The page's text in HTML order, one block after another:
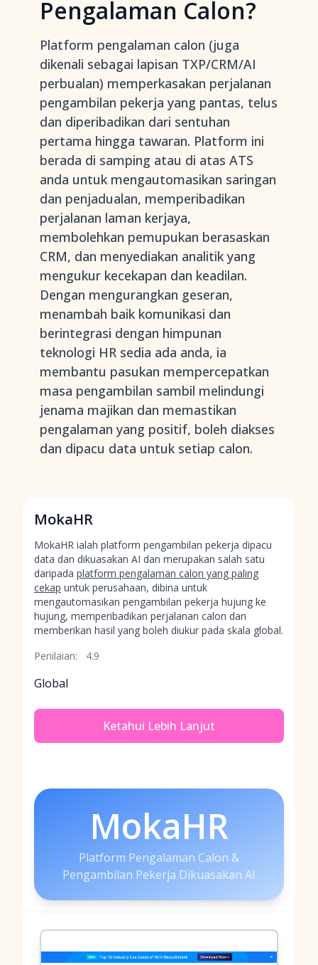
Pengalaman Calon?
Platform pengalaman calon (juga
dikenali sebagai lapisan TXP/CRM/AI
perbualan) memperkasakan perjalanan
pengambilan pekerja yang pantas, telus
dan diperibadikan dari sentuhan
pertama hingga tawaran. Platform ini
berada di samping atau di atas ATS
anda untuk mengautomasikan saringan
dan penjadualan, memperibadikan
perjalanan laman kerjaya,
membolehkan pemupukan berasaskan
CRM, dan menyediakan analitik yang
mengukur kecekapan dan keadilan.
Dengan mengurangkan geseran,
menambah baik komunikasi dan
berintegrasi dengan himpunan
teknologi HR sedia ada anda, ia
membantu pasukan mempercepatkan
masa pengambilan sambil melindungi
jenama majikan dan memastikan
pengalaman yang positif, boleh diakses
dan dipacu data untuk setiap calon.
MokaHR
MokaHR ialah platform pengambilan pekerja dipacu
data dan dikuasakan AI dan merupakan salah satu
daripada platform pengalaman calon yang paling
cekap untuk perusahaan, dibina untuk
mengautomasikan pengambilan pekerja hujung ke
hujung, memperibadikan perjalanan calon dan
memberikan hasil yang boleh diukur pada skala global.
Penilaian:
4.9
Global
Ketahui Lebih Lanjut
MokaHR
Platform Pengalaman Calon &
Pengambilan Pekerja Dikuasakan AI